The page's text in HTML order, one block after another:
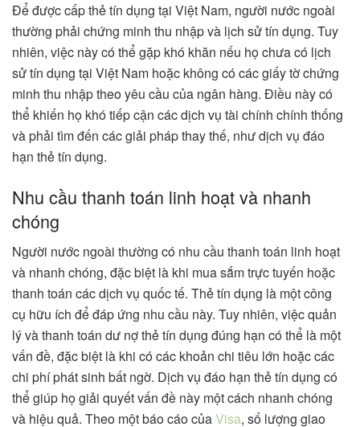
Để được cấp thẻ tín dụng tại Việt Nam, người nước ngoài
thường phải chứng minh thu nhập và lịch sử tín dụng. Tuy
nhiên, việc này có thể gặp khó khăn nếu họ chưa có lịch
sử tín dụng tại Việt Nam hoặc không có các giấy tờ chứng
minh thu nhập theo yêu cầu của ngân hàng. Điều này có
thể khiến họ khó tiếp cận các dịch vụ tài chính chính thống
và phải tìm đến các giải pháp thay thế, như dịch vụ đáo
hạn thẻ tín dụng.
Nhu cầu thanh toán linh hoạt và nhanh
chóng
Người nước ngoài thường có nhu cầu thanh toán linh hoạt
và nhanh chóng, đặc biệt là khi mua sắm trực tuyến hoặc
thanh toán các dịch vụ quốc tế. Thẻ tín dụng là một công
cụ hữu ích để đáp ứng nhu cầu này. Tuy nhiên, việc quản
lý và thanh toán dư nợ thẻ tín dụng đúng hạn có thể là một
vấn đề, đặc biệt là khi có các khoản chi tiêu lớn hoặc các
chi phí phát sinh bất ngờ. Dịch vụ đáo hạn thẻ tín dụng có
thể giúp họ giải quyết vấn đề này một cách nhanh chóng
và hiệu quả. Theo một báo cáo củaVisa, số lượng giao